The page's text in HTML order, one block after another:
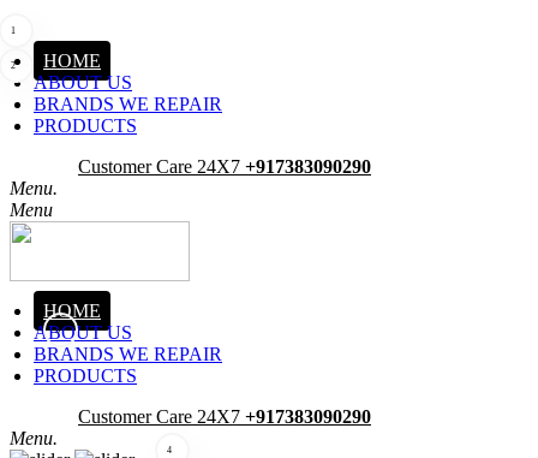
HOME
ABOUT US
BRANDS WE REPAIR
PRODUCTS
Customer Care 24X7 +917383090290
Menu.
Menu
HOME
ABOUT US
BRANDS WE REPAIR
PRODUCTS
Customer Care 24X7 +917383090290
Menu.
1
2
3
4